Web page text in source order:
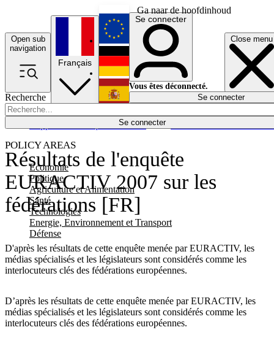
Ga naar de hoofdinhoud
Open sub
navigation
Close menu
Recherche
Se connecter
POLICY AREAS
Economie
Politique
Agriculture et Alimentation
Santé
Technologies
Energie, Environnement et Transport
Défense
Économie
Français
English
Deutsch
Español
Se connecter
Vous êtes déconnecté.
Se connecter
Résultats de l'enquête
EURACTIV 2007 sur les
fédérations [FR]
D'après les résultats de cette enquête menée par EURACTIV, les
médias spécialisés et les législateurs sont considérés comme les
interlocuteurs clés des fédérations européennes.
D’après les résultats de cette enquête menée par EURACTIV, les
médias spécialisés et les législateurs sont considérés comme les
interlocuteurs clés des fédérations européennes.